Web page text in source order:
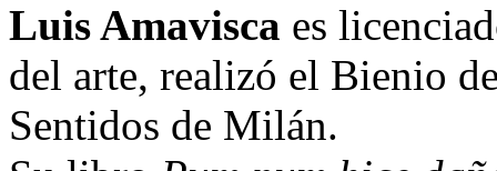
Luis Amavisca es
del arte, realizó el Bienio
Sentidos de Milán.